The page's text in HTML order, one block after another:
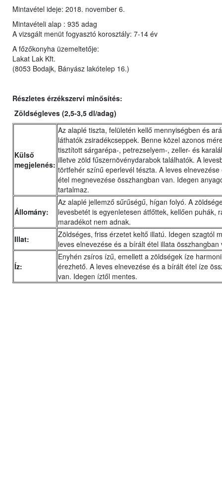
Mintavétel ideje: 2018. november 6.
Mintavételi alap : 935 adag
A vizsgált menüt fogyasztó korosztály: 7-14 év
A főzőkonyha üzemeltetője:
Lakat Lak Kft.
(8053 Bodajk, Bányász lakótelep 16.)
Részletes érzékszervi minősítés:
Zöldségleves (2,5-3,5 dl/adag)
Külső
megjelenés:
Az alaplé tiszta, felületén kellő mennyiségben és
láthatók zsiradékcseppek. Benne közel azonos
tisztított sárgarépa-, petrezselyem-, zeller- és
illetve zöld fűszernövénydarabok találhatók. A
törtfehér színű eperlevél tészta. A leves
étel megnevezése összhangban van. Idegen
tartalmaz.
Állomány:
Az alaplé jellemző sűrűségű, hígan folyó. A
levesbetét is egyenletesen átfőttek, kellően puhák,
maradékot nem adnak.
Illat:
Zöldséges, friss érzetet keltő illatú. Idegen szagtól
leves elnevezése és a bírált étel illata összhangban
Íz:
Enyhén zsíros ízű, emellett a zöldségek íze
érezhető. A leves elnevezése és a bírált étel íze
van. Idegen íztől mentes.